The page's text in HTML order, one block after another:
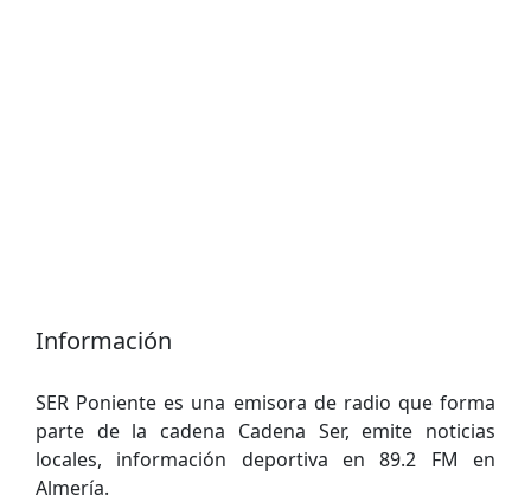
Información
SER Poniente es una emisora de radio que forma
parte de la cadena Cadena Ser, emite noticias
locales, información deportiva en 89.2 FM en
Almería.